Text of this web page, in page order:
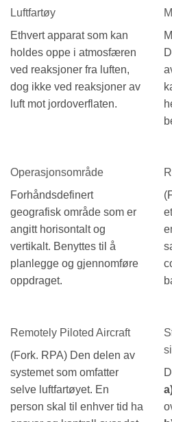
Luftfartøy
Ethvert apparat som kan
holdes oppe i atmosfæren
ved reaksjoner fra luften,
dog ikke ved reaksjoner av
luft mot jordoverflaten.
Operasjonsområde
Forhåndsdefinert
geografisk område som er
angitt horisontalt og
vertikalt. Benyttes til å
planlegge og gjennomføre
oppdraget.
Remotely Piloted Aircraft
(Fork. RPA) Den delen av
systemet som omfatter
selve luftfartøyet. En
person skal til enhver tid ha